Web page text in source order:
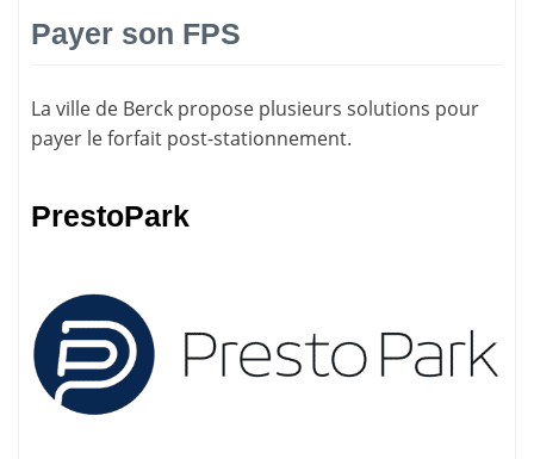
Payer son FPS
La ville de Berck propose plusieurs solutions pour
payer le forfait post-stationnement.
PrestoPark